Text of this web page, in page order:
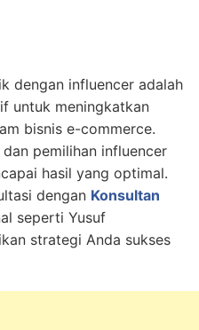
dengan influencer adalah
untuk meningkatkan
bisnis e-commerce.
pemilihan influencer
hasil yang optimal.
dengan Konsultan
seperti Yusuf
strategi Anda sukses